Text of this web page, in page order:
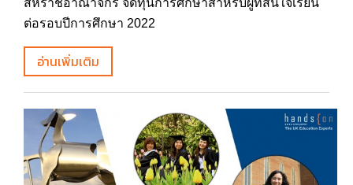
สหราชอาณาจักร จัดทุนการศึกษาสำหรับผู้ที่สนใจเรียน
ต่อรอบปีการศึกษา 2022
อ่านเพิ่มเติม